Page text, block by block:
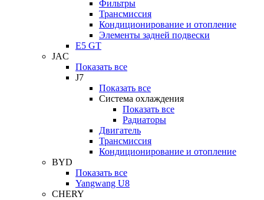
Фильтры
Трансмиссия
Кондиционирование и отопление
Элементы задней подвески
E5 GT
JAC
Показать все
J7
Показать все
Система охлаждения
Показать все
Радиаторы
Двигатель
Трансмиссия
Кондиционирование и отопление
BYD
Показать все
Yangwang U8
CHERY